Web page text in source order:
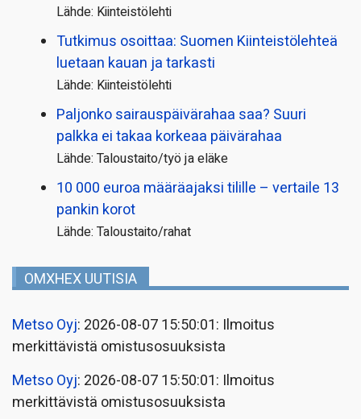
Lähde: Kiinteistölehti
Tutkimus osoittaa: Suomen Kiinteistölehteä
luetaan kauan ja tarkasti
Lähde: Kiinteistölehti
Paljonko sairauspäivä­rahaa saa? Suuri
palkka ei takaa korkeaa päivärahaa
Lähde: Taloustaito/työ ja eläke
10 000 euroa määräajaksi tilille – vertaile 13
pankin korot
Lähde: Taloustaito/rahat
OMXHEX UUTISIA
Metso Oyj: 2026-08-07 15:50:01: Ilmoitus
merkittävistä omistusosuuksista
Metso Oyj: 2026-08-07 15:50:01: Ilmoitus
merkittävistä omistusosuuksista